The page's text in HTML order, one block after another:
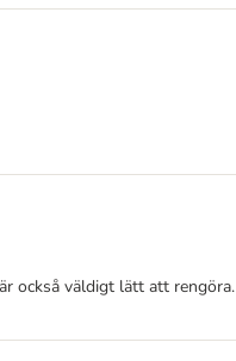
också väldigt lätt att rengöra.